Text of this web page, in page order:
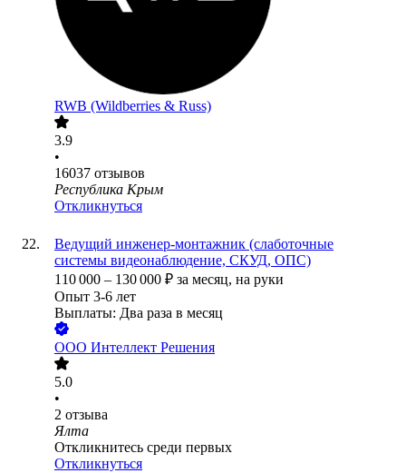
RWB (Wildberries & Russ)
3.9
•
16037 отзывов
Республика Крым
Откликнуться
Ведущий инженер-монтажник (слаботочные
системы видеонаблюдение, СКУД, ОПС)
110 000 – 130 000 ₽ за месяц, на руки
Опыт 3-6 лет
Выплаты: Два раза в месяц
ООО Интеллект Решения
5.0
•
2 отзыва
Ялта
Откликнитесь среди первых
Откликнуться